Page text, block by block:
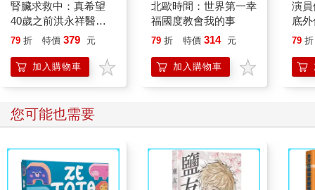
腎臟求救中：真希望
40歲之前洪永祥醫師
就告訴我這些事
79 折 特價 379 元
加入購物車
北歐時間：世界第一幸
福國度教會我的事
79 折 特價 314 元
加入購物車
演
底
79 折
您可能也需要